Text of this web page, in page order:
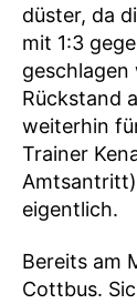
düster, da
mit 1:3
geschlagen
Rückstand
weiterhin
Trainer
eigentlich.
Bereits am
Cottbus.